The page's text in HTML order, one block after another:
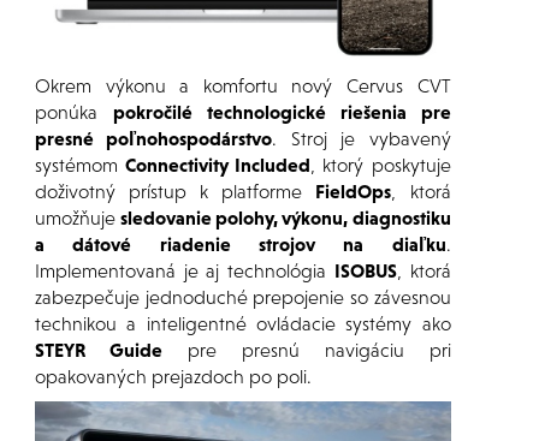
Okrem výkonu a komfortu nový Cervus CVT
ponúka pokročilé technologické riešenia pre
presné poľnohospodárstvo. Stroj je vybavený
systémomConnectivity Included , ktorý poskytuje
doživotný prístup k platforme FieldOps , ktorá
umožňujesledovanie polohy, výkonu, diagnostiku
a dátové riadenie strojov na diaľku.
Implementovaná je aj technológia ISOBUS, ktorá
zabezpečuje jednoduché prepojenie so závesnou
technikou a inteligentné ovládacie systémy ako
STEYR Guidepre presnú navigáciu pri
opakovaných prejazdoch po poli.